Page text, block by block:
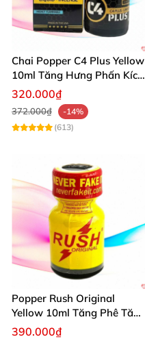
Chai Popper C4 Plus Yellow
10ml Tăng Hưng Phấn Kích
Thích Mạnh
320.000₫
372.000₫
-14%
(613)
Popper Rush Original
Yellow 10ml Tăng Phê Tăng
Kích Thích
390.000₫